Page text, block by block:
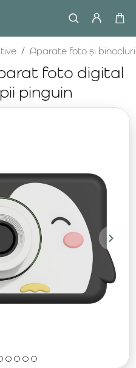
foto digital
pinguin
Aparate foto și binocluri